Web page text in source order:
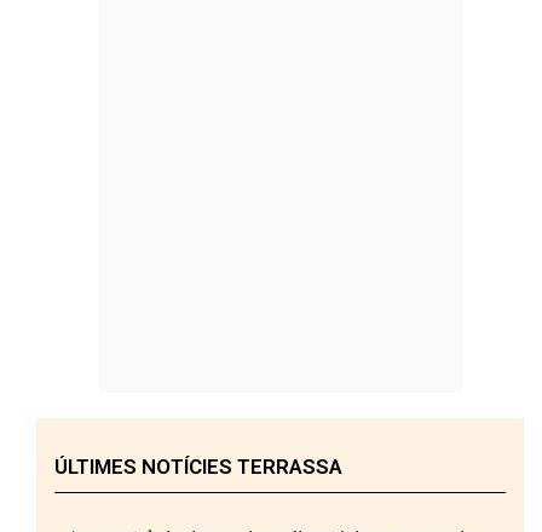
ÚLTIMES NOTÍCIES TERRASSA